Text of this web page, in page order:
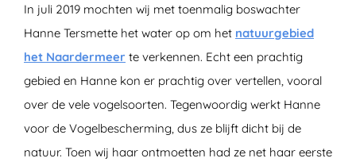
In juli 2019 mochten wij met toenmalig boswachter
Hanne Tersmette het water op om het natuurgebied
het Naardermeer te verkennen. Echt een prachtig
gebied en Hanne kon er prachtig over vertellen, vooral
over de vele vogelsoorten. Tegenwoordig werkt Hanne
voor de Vogelbescherming, dus ze blijft dicht bij de
natuur. Toen wij haar ontmoetten had ze net haar eerste